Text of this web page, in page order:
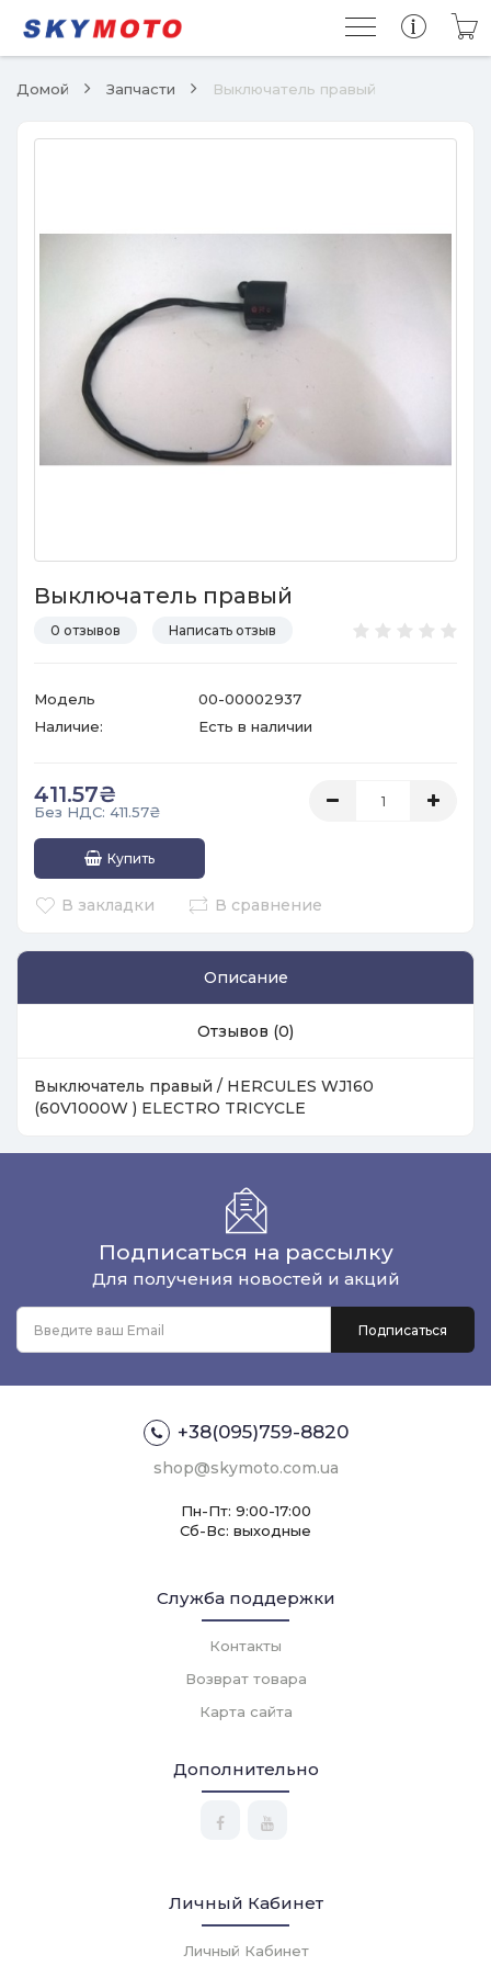
Домой Запчасти Выключатель правый
Выключатель правый
0 отзывов Написать отзыв
Модель
00-00002937
Наличие:
Есть в наличии
411.57₴
Без НДС: 411.57₴
Купить
В закладки В сравнение
Описание
Отзывов (0)
Выключатель правый / HERCULES WJ160
(60V1000W ) ELECTRO TRICYCLE
Подписаться на рассылку
Для получения новостей и акций
+38(095)759-8820
shop@skymoto.com.ua
Пн-Пт: 9:00-17:00
Сб-Вс: выходные
Служба поддержки
Контакты
Возврат товара
Карта сайта
Дополнительно
Личный Кабинет
Личный Кабинет